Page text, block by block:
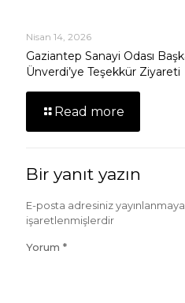
Nisan 14, 2026
Gaziantep Sanayi Odası
Ünverdi’ye Teşekkür Ziyareti
Read more
Bir yanıt yazın
E-posta adresiniz
işaretlenmişlerdir
Yorum *